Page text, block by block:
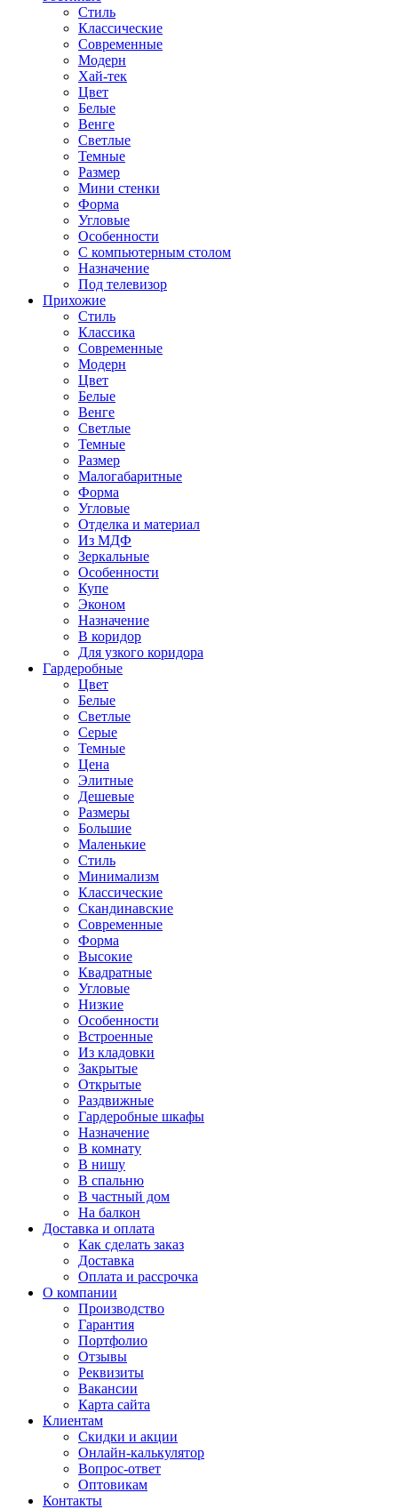
Стиль
Классические
Современные
Модерн
Хай-тек
Цвет
Белые
Венге
Светлые
Темные
Размер
Мини стенки
Форма
Угловые
Особенности
С компьютерным столом
Назначение
Под телевизор
Прихожие
Стиль
Классика
Современные
Модерн
Цвет
Белые
Венге
Светлые
Темные
Размер
Малогабаритные
Форма
Угловые
Отделка и материал
Из МДФ
Зеркальные
Особенности
Купе
Эконом
Назначение
В коридор
Для узкого коридора
Гардеробные
Цвет
Белые
Светлые
Серые
Темные
Цена
Элитные
Дешевые
Размеры
Большие
Маленькие
Стиль
Минимализм
Классические
Скандинавские
Современные
Форма
Высокие
Квадратные
Угловые
Низкие
Особенности
Встроенные
Из кладовки
Закрытые
Открытые
Раздвижные
Гардеробные шкафы
Назначение
В комнату
В нишу
В спальню
В частный дом
На балкон
Доставка и оплата
Как сделать заказ
Доставка
Оплата и рассрочка
О компании
Производство
Гарантия
Портфолио
Отзывы
Реквизиты
Вакансии
Карта сайта
Клиентам
Скидки и акции
Онлайн-калькулятор
Вопрос-ответ
Оптовикам
Контакты